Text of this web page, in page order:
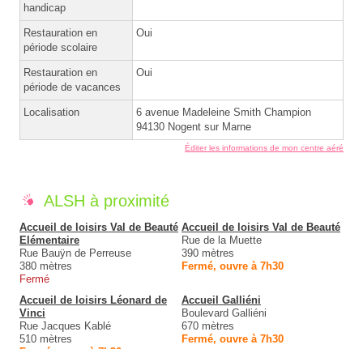
handicap
Restauration en
période scolaire
Oui
Restauration en
période de vacances
Oui
Localisation
6 avenue Madeleine Smith Champion
94130 Nogent sur Marne
Éditer les informations de mon centre aéré
ALSH à proximité
Accueil de loisirs Val de Beauté
Elémentaire
Rue Bauÿn de Perreuse
380 mètres
Fermé
Accueil de loisirs Val de Beauté
Rue de la Muette
390 mètres
Fermé, ouvre à 7h30
Accueil de loisirs Léonard de
Vinci
Rue Jacques Kablé
510 mètres
Accueil Galliéni
Boulevard Galliéni
670 mètres
Fermé, ouvre à 7h30